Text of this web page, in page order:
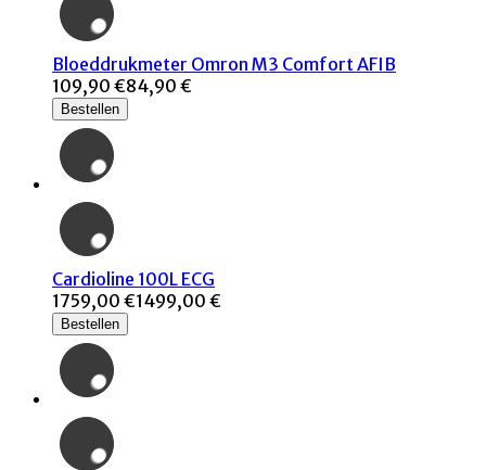
Bloeddrukmeter Omron M3 Comfort AFIB
109,90 €84,90 €
Bestellen
Cardioline 100L ECG
1759,00 €1499,00 €
Bestellen